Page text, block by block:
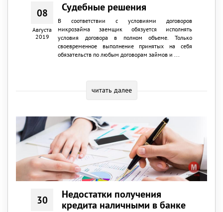
08
Августа
2019
Судебные решения
В соответствии с условиями договоров
микрозайма заемщик обязуется исполнять
условия договора в полном объеме. Только
своевременное выполнение принятых на себя
обязательств по любым договорам займов и ...
читать далее
30
Недостатки получения
кредита наличными в банке